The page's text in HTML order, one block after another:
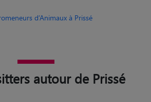
d’Animaux à Prissé
autour de Prissé